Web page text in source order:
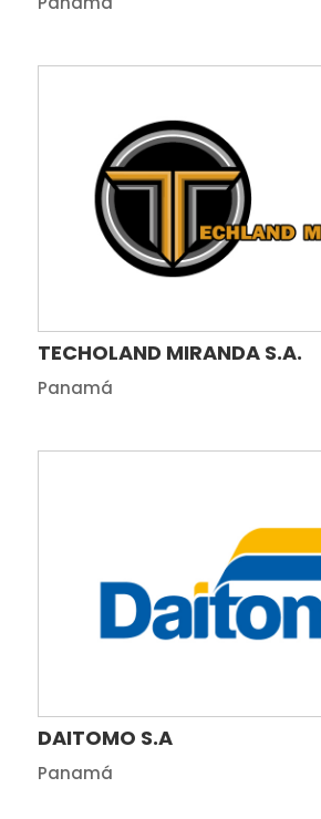
TECHOLAND MIRANDA S.A.
Panamá
DAITOMO S.A
Panamá